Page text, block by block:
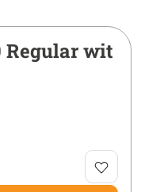
Regular wit